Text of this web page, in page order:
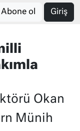
Abone ol Giriş
Okan
Münih